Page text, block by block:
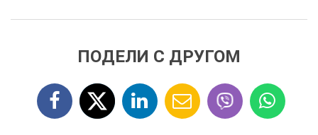
ПОДЕЛИ С ДРУГОМ